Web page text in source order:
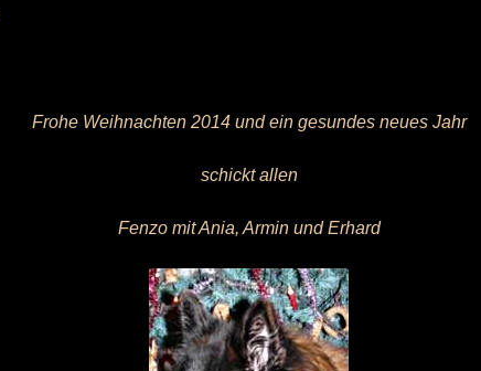
Frohe Weihnachten 2014 und ein gesundes neues Jahr
schickt allen
Fenzo mit Ania, Armin und Erhard